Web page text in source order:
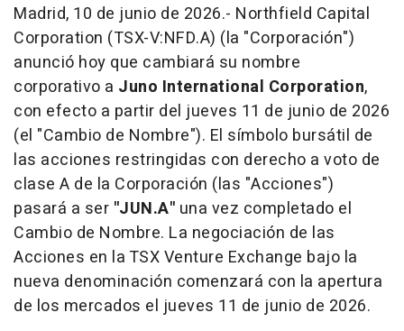
Madrid, 10 de junio de 2026.- Northfield Capital
Corporation (TSX-V:NFD.A) (la "Corporación")
anunció hoy que cambiará su nombre
corporativo a Juno International Corporation,
con efecto a partir del jueves 11 de junio de 2026
(el "Cambio de Nombre"). El símbolo bursátil de
las acciones restringidas con derecho a voto de
clase A de la Corporación (las "Acciones")
pasará a ser "JUN.A" una vez completado el
Cambio de Nombre. La negociación de las
Acciones en la TSX Venture Exchange bajo la
nueva denominación comenzará con la apertura
de los mercados el jueves 11 de junio de 2026.